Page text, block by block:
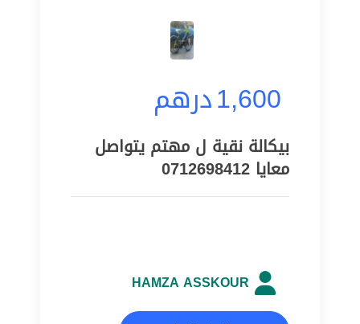
1,600درهم
بيكالة نقية ل مهتم يتواصل
معايا 0712698412
HAMZA ASSKOUR